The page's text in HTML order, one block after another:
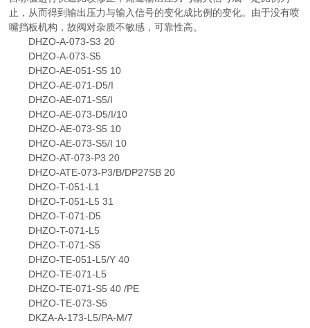
止，从而得到输出压力与输入信号的变化成比例的变化。由于没有喷
嘴挡板机构，故阀对杂质不敏感，可靠性高。
DHZO-A-073-S3 20
DHZO-A-073-S5
DHZO-AE-051-S5 10
DHZO-AE-071-D5/I
DHZO-AE-071-S5/I
DHZO-AE-073-D5/I/10
DHZO-AE-073-S5 10
DHZO-AE-073-S5/I 10
DHZO-AT-073-P3 20
DHZO-ATE-073-P3/B/DP27SB 20
DHZO-T-051-L1
DHZO-T-051-L5 31
DHZO-T-071-D5
DHZO-T-071-L5
DHZO-T-071-S5
DHZO-TE-051-L5/Y 40
DHZO-TE-071-L5
DHZO-TE-071-S5 40 /PE
DHZO-TE-073-S5
DKZA-A-173-L5/PA-M/7